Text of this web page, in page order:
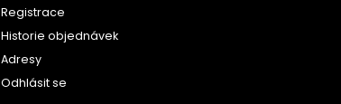
Registrace
Historie objednávek
Adresy
Odhlásit se